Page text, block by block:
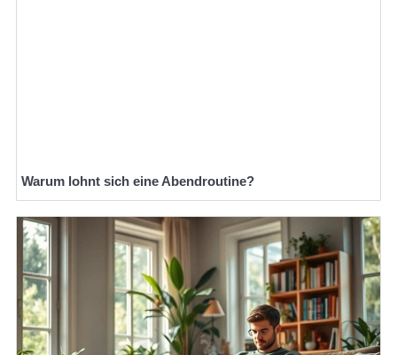
Warum lohnt sich eine Abendroutine?